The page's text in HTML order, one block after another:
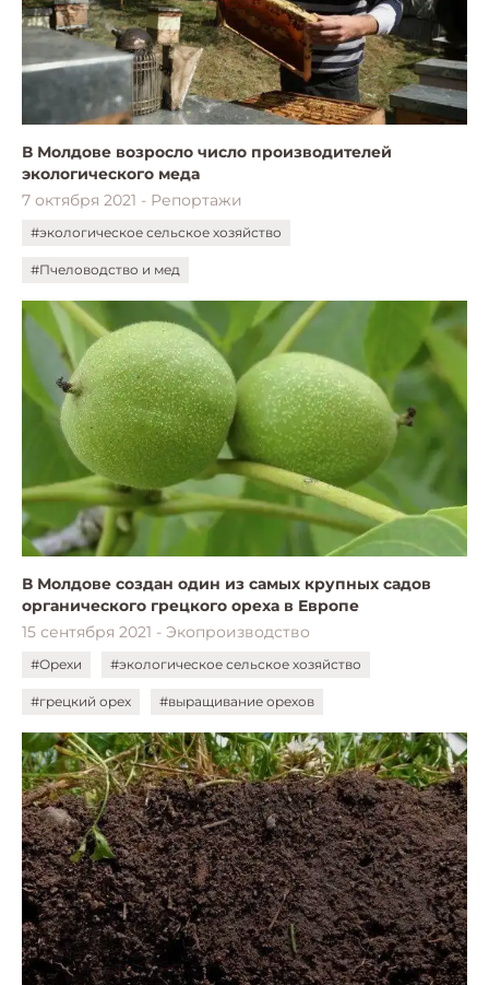
В Молдове возросло число производителей
экологического меда
7 октября 2021 - Репортажи
#экологическое сельское хозяйство
#Пчеловодство и мед
В Молдове создан один из самых крупных садов
органического грецкого ореха в Европе
15 сентября 2021 - Экопроизводство
#Орехи #экологическое сельское хозяйство
#грецкий орех #выращивание орехов